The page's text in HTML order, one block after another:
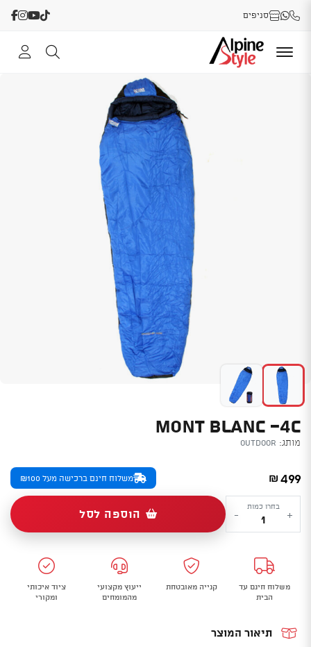
סניפים
MONT BLANC -4C
מותג: Outdoor
₪ 499 משלוח חינם ברכישה מעל ₪100
+
כמות
של
Blanc
-4C
בחרו כמות
- הוספה לסל
משלוח חינם עד
הבית
קנייה מאובטחת
ייעוץ מקצועי
מהמומחים
ציוד איכותי
ומקורי
תיאור המוצר